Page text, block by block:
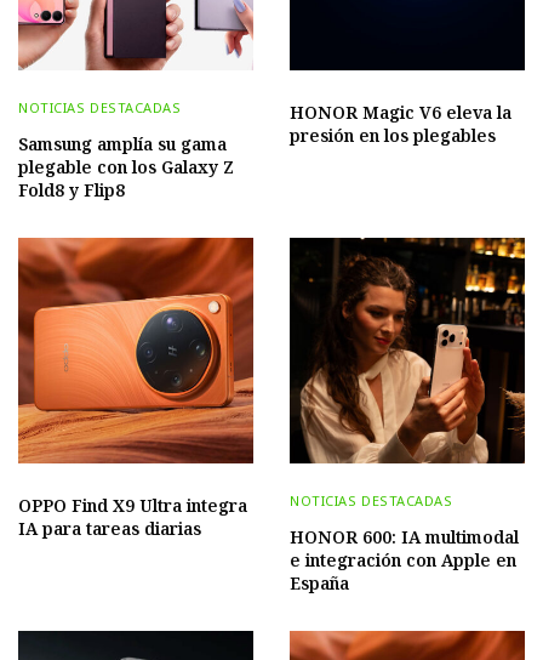
NOTICIAS DESTACADAS
Samsung amplía su gama
plegable con los Galaxy Z
Fold8 y Flip8
HONOR Magic V6 eleva la
presión en los plegables
OPPO Find X9 Ultra integra
IA para tareas diarias
NOTICIAS DESTACADAS
HONOR 600: IA multimodal
e integración con Apple en
España